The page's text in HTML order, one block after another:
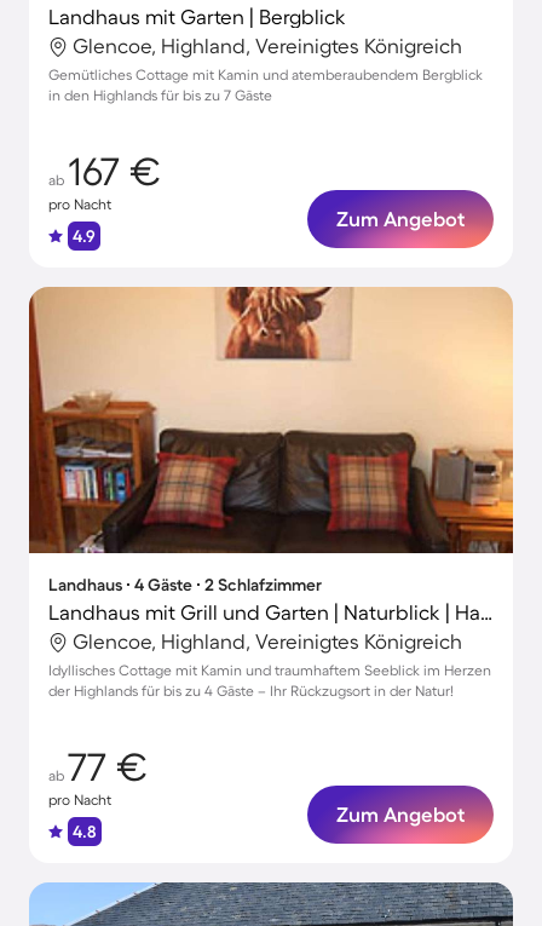
Landhaus mit Garten | Bergblick
Glencoe, Highland, Vereinigtes Königreich
Gemütliches Cottage mit Kamin und atemberaubendem Bergblick
in den Highlands für bis zu 7 Gäste
ab 167 €
pro Nacht
4.9
Zum Angebot
Landhaus ∙ 4 Gäste ∙ 2 Schlafzimmer
Landhaus mit Grill und Garten | Naturblick | Haustiere erlaubt
Glencoe, Highland, Vereinigtes Königreich
Idyllisches Cottage mit Kamin und traumhaftem Seeblick im Herzen
der Highlands für bis zu 4 Gäste – Ihr Rückzugsort in der Natur!
ab 77 €
pro Nacht
4.8
Zum Angebot